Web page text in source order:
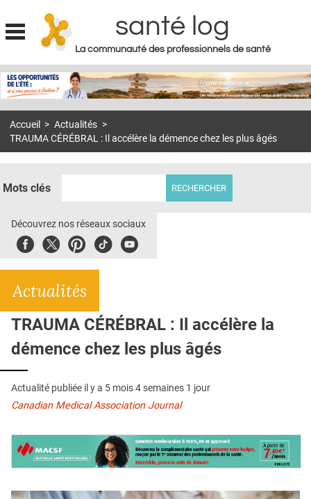
Jump to navigation
santé log
La communauté des professionnels de santé
MON COMPTE
S'ABONNER À LA REVUE SOIN À DOMICILE
DOSSIERS
E-REVUE SAD
L'APP
QUI SOMMES-NOUS ?
PUBLICITÉ
CONDITIONS GÉNÉRALES
CONTACT
Accueil > Actualités >
TRAUMA CÉRÉBRAL : Il accélère la démence chez les plus âgés
Mots clés
Découvrez nos réseaux sociaux
FacebookTwitterPinterest
TiktokYoubute
Actualités
TRAUMA CÉRÉBRAL : Il accélère la
démence chez les plus âgés
Actualité publiée il y a 5 mois 4 semaines 1 jour
Canadian Medical Association Journal